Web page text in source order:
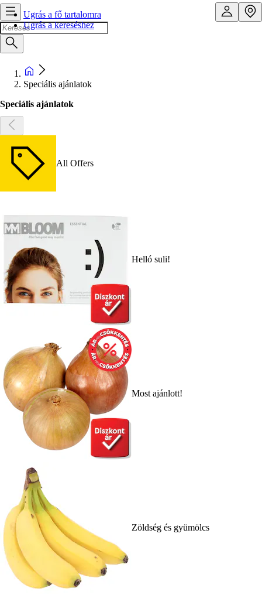
Ugrás a fő tartalomra
Ugrás a kereséshez
Speciális ajánlatok
Speciális ajánlatok
All Offers
Helló suli!
Most ajánlott!
Zöldség és gyümölcs